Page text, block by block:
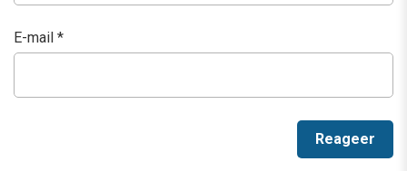
E-mail *